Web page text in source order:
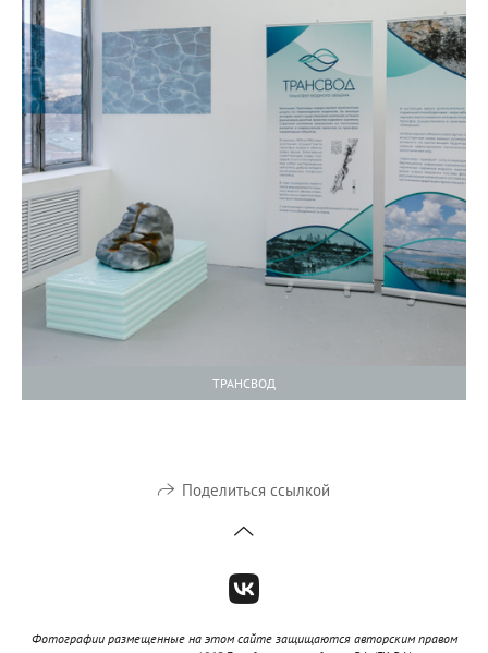
ТРАНСВОД
Поделиться ссылкой
Фотографии размещенные на этом сайте защищаются авторским правом